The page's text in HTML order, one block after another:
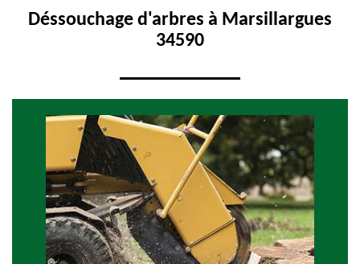
Déssouchage d'arbres à Marsillargues
34590